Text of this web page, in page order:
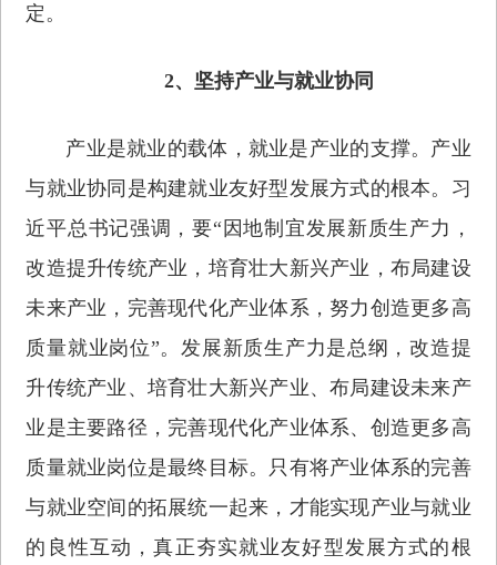
定。
2、坚持产业与就业协同
产业是就业的载体，就业是产业的支撑。产业
与就业协同是构建就业友好型发展方式的根本。习
近平总书记强调，要“因地制宜发展新质生产力，
改造提升传统产业，培育壮大新兴产业，布局建设
未来产业，完善现代化产业体系，努力创造更多高
质量就业岗位”。发展新质生产力是总纲，改造提
升传统产业、培育壮大新兴产业、布局建设未来产
业是主要路径，完善现代化产业体系、创造更多高
质量就业岗位是最终目标。只有将产业体系的完善
与就业空间的拓展统一起来，才能实现产业与就业
的良性互动，真正夯实就业友好型发展方式的根